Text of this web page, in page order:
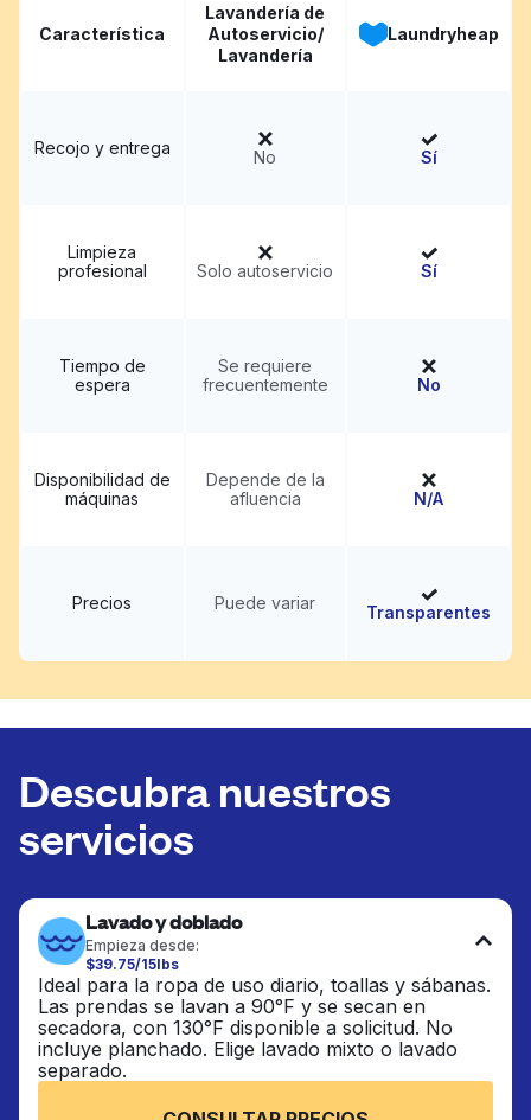
Característica
Lavandería de
Autoservicio/
Lavandería
Laundryheap
Recojo y entrega No Sí
Limpieza
profesional
Solo autoservicio Sí
Tiempo de
espera
Se requiere
frecuentemente
No
Disponibilidad de
máquinas
Depende de la
afluencia
N/A
Precios Puede variar Transparentes
Descubra nuestros
servicios
Lavado y doblado
Empieza desde:
$39.75/15lbs
Ideal para la ropa de uso diario, toallas y sábanas.
Las prendas se lavan a 90°F y se secan en
secadora, con 130°F disponible a solicitud. No
incluye planchado. Elige lavado mixto o lavado
separado.